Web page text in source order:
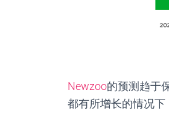
Newzoo的预测趋于
都有所增长的情况下